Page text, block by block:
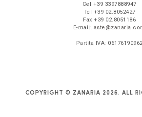
Cel +39 3397888947
Tel +39 02.8052427
Fax +39 02.8051186
E-mail:
Partita IVA: 06176190962
COPYRIGHT © ZANARIA 2026. ALL